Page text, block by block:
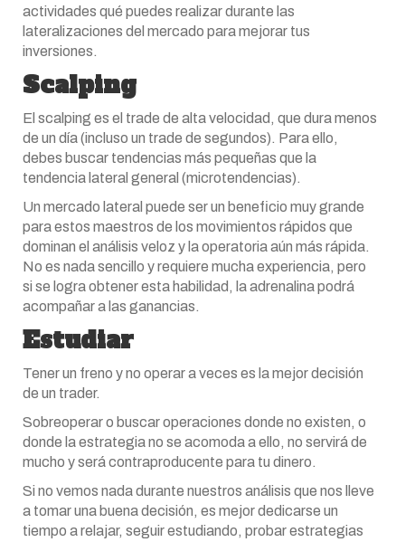
actividades qué puedes realizar durante las
lateralizaciones del mercado para mejorar tus
inversiones.
Scalping
El scalping es el trade de alta velocidad, que dura menos
de un día (incluso un trade de segundos). Para ello,
debes buscar tendencias más pequeñas que la
tendencia lateral general (microtendencias).
Un mercado lateral puede ser un beneficio muy grande
para estos maestros de los movimientos rápidos que
dominan el análisis veloz y la operatoria aún más rápida.
No es nada sencillo y requiere mucha experiencia, pero
si se logra obtener esta habilidad, la adrenalina podrá
acompañar a las ganancias.
Estudiar
Tener un freno y no operar a veces es la mejor decisión
de un trader.
Sobreoperar o buscar operaciones donde no existen, o
donde la estrategia no se acomoda a ello, no servirá de
mucho y será contraproducente para tu dinero.
Si no vemos nada durante nuestros análisis que nos lleve
a tomar una buena decisión, es mejor dedicarse un
tiempo a relajar, seguir estudiando, probar estrategias